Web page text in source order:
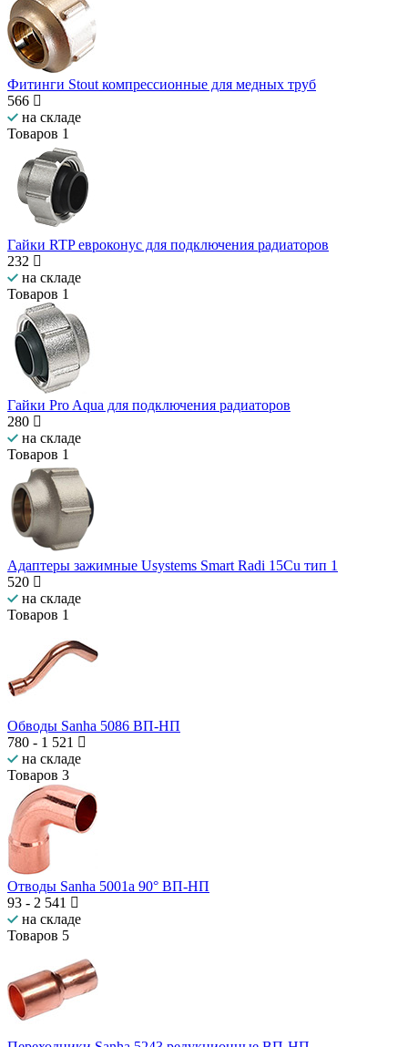
Фитинги Stout компрессионные для медных труб
566
на складе
Товаров 1
Гайки RTP евроконус для подключения радиаторов
232
на складе
Товаров 1
Гайки Pro Aqua для подключения радиаторов
280
на складе
Товаров 1
Адаптеры зажимные Usystems Smart Radi 15Cu тип 1
520
на складе
Товаров 1
Обводы Sanha 5086 ВП-НП
780 - 1 521
на складе
Товаров 3
Отводы Sanha 5001а 90° ВП-НП
93 - 2 541
на складе
Товаров 5